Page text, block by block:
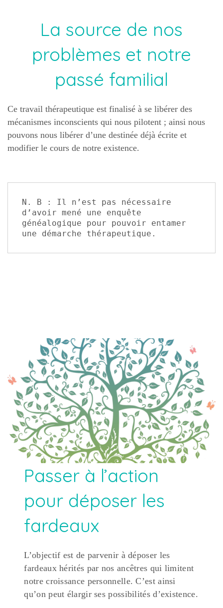
La source de nos
problèmes et notre
passé familial
Ce travail thérapeutique est finalisé à se libérer des
mécanismes inconscients qui nous pilotent ; ainsi nous
pouvons nous libérer d’une destinée déjà écrite et
modifier le cours de notre existence.
N. B : Il n’est pas nécessaire
d’avoir mené une enquête
généalogique pour pouvoir entamer
une démarche thérapeutique.
Passer à l’action
pour déposer les
fardeaux
L’objectif est de parvenir à déposer les
fardeaux hérités par nos ancêtres qui limitent
notre croissance personnelle. C’est ainsi
qu’on peut élargir ses possibilités d’existence.